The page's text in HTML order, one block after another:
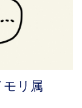
リ属